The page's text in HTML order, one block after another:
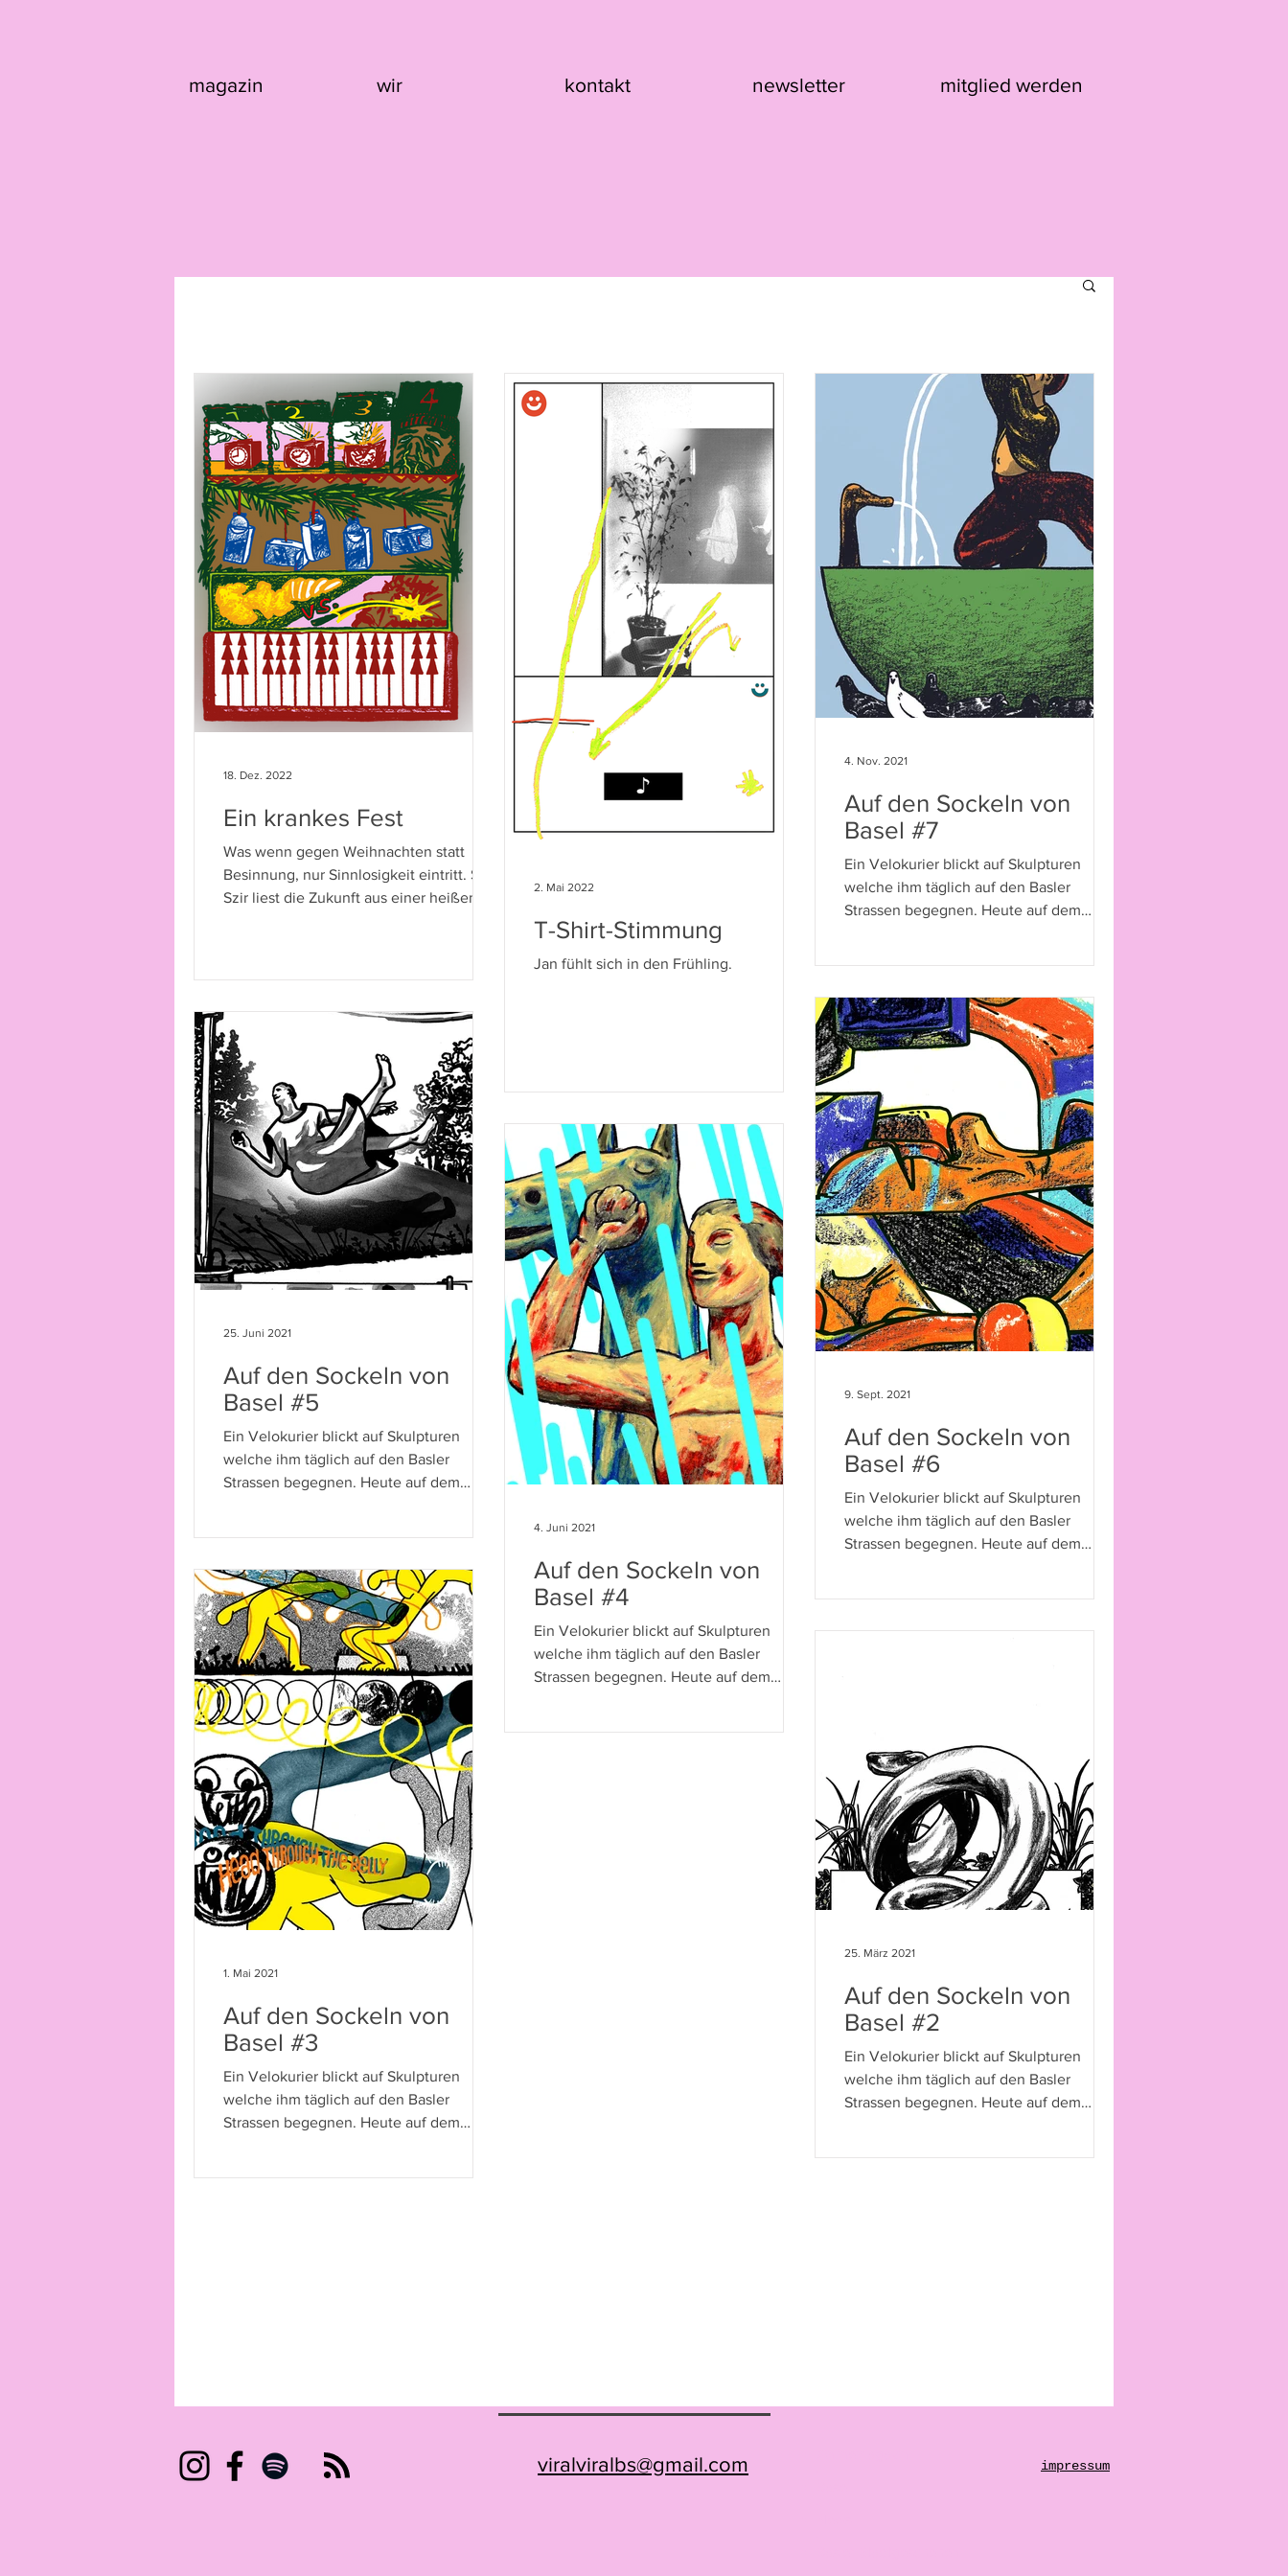
magazin wir kontakt newsletter mitglied werden
Ein krankes Fest
Was wenn gegen Weihnachten statt
Besinnung, nur Sinnlosigkeit eintritt. Stav
Szir liest die Zukunft aus einer heißen
18. Dez. 2022
T-Shirt-Stimmung
Jan fühlt sich in den Frühling.
2. Mai 2022
Auf den Sockeln von
Basel #7
Ein Velokurier blickt auf Skulpturen
welche ihm täglich auf den Basler
Strassen begegnen. Heute auf dem
4. Nov. 2021
Auf den Sockeln von
Basel #6
Ein Velokurier blickt auf Skulpturen
welche ihm täglich auf den Basler
Strassen begegnen. Heute auf dem
9. Sept. 2021
Auf den Sockeln von
Basel #5
Ein Velokurier blickt auf Skulpturen
welche ihm täglich auf den Basler
Strassen begegnen. Heute auf dem
25. Juni 2021
Auf den Sockeln von
Basel #4
Ein Velokurier blickt auf Skulpturen
welche ihm täglich auf den Basler
Strassen begegnen. Heute auf dem
4. Juni 2021
Auf den Sockeln von
Basel #3
Ein Velokurier blickt auf Skulpturen
welche ihm täglich auf den Basler
Strassen begegnen. Heute auf dem
1. Mai 2021
Auf den Sockeln von
Basel #2
Ein Velokurier blickt auf Skulpturen
welche ihm täglich auf den Basler
Strassen begegnen. Heute auf dem
25. März 2021
viralviralbs@gmail.com impressum